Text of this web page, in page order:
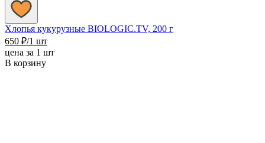
Хлопья кукурузные BIOLOGIC.TV, 200 г
650 ₽/1 шт
цена за 1 шт
В корзину